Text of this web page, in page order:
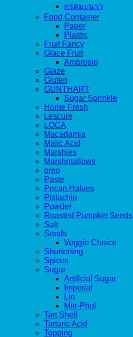
กรดมะนาว
Food Container
Paper
Plastic
Fruit Fancy
Glace Fruit
Ambrosio
Glaze
Gluten
GUNTHART
Sugar Sprinkle
Home Fresh
Lescure
LOCA
Macadamia
Malic Acid
Marshies
Marshmallows
oreo
Paste
Pecan Halves
Pistachio
Powder
Roasted Pumpkin Seeds
Salt
Seeds
Veggie Choice
Shortening
Spices
Sugar
Artificial Sugar
Imperial
Lin
Mitr-Phol
Tart Shell
Tartaric Acid
Topping